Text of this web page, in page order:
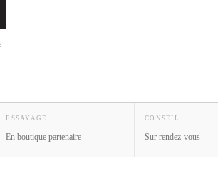
ESSAYAGE
En boutique partenaire
CONSEIL
Sur rendez-vous